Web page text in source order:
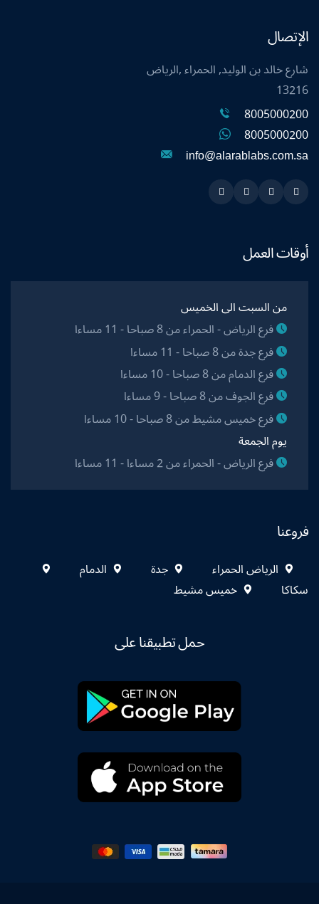
الإتصال
شارع خالد بن الوليد, الحمراء ,الرياض
13216
8005000200
8005000200
info@alarablabs.com.sa
Snapchat
Twitter
Linkedin
Instagram
أوقات العمل
من السبت الى الخميس
فرع الرياض - الحمراء من 8 صباحا - 11 مساءا
فرع جدة من 8 صباحا - 11 مساءا
فرع الدمام من 8 صباحا - 10 مساءا
فرع الجوف من 8 صباحا - 9 مساءا
فرع خميس مشيط من 8 صباحا - 10 مساءا
يوم الجمعة
فرع الرياض - الحمراء من 2 مساءا - 11 مساءا
فروعنا
الرياض الحمراء جدة
الدمام
سكاكا
خميس مشيط
حمل تطبيقنا على